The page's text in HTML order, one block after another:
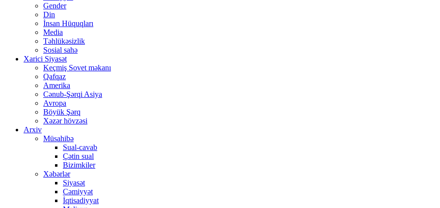
Gender
Din
İnsan Hüquqları
Media
Təhlükəsizlik
Sosial sahə
Xarici Siyasət
Keçmiş Sovet məkanı
Qafqaz
Amerika
Cənub-Şərqi Asiya
Avropa
Böyük Şərq
Xəzər hövzəsi
Arxiv
Müsahibə
Sual-cavab
Çətin sual
Bizimkiler
Xəbərlər
Siyasət
Cəmiyyət
İqtisadiyyat